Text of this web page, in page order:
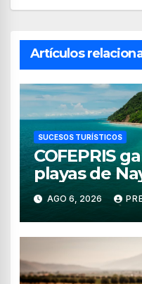
Artículos
SUCESOS TURÍSTICOS
COFEPRIS
playas de
para uso
AGO 6, 2026